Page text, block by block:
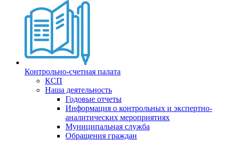
Контрольно-счетная палата
КСП
Наша деятельность
Годовые отчеты
Информация о контрольных и экспертно-
аналитических мероприятиях
Муниципальная служба
Обращения граждан